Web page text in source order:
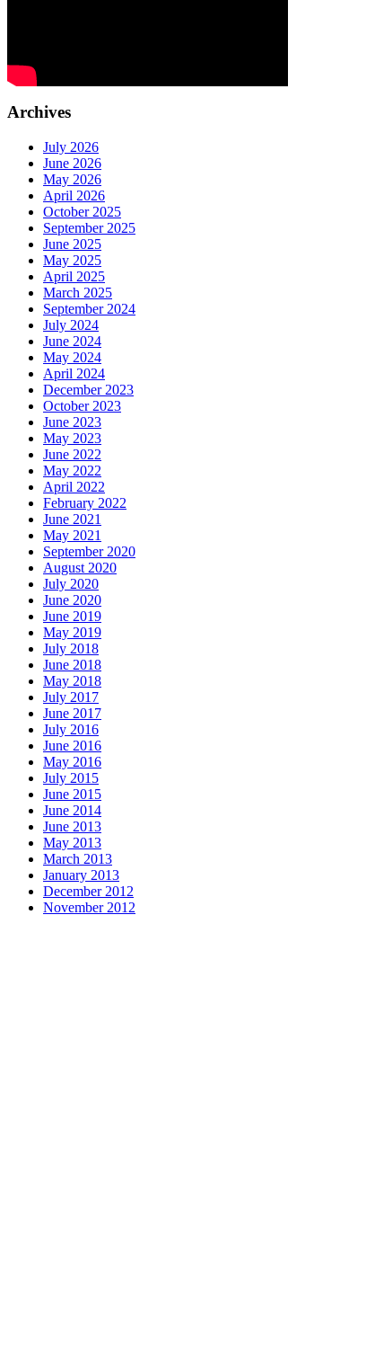
Archives
July 2026
June 2026
May 2026
April 2026
October 2025
September 2025
June 2025
May 2025
April 2025
March 2025
September 2024
July 2024
June 2024
May 2024
April 2024
December 2023
October 2023
June 2023
May 2023
June 2022
May 2022
April 2022
February 2022
June 2021
May 2021
September 2020
August 2020
July 2020
June 2020
June 2019
May 2019
July 2018
June 2018
May 2018
July 2017
June 2017
July 2016
June 2016
May 2016
July 2015
June 2015
June 2014
June 2013
May 2013
March 2013
January 2013
December 2012
November 2012